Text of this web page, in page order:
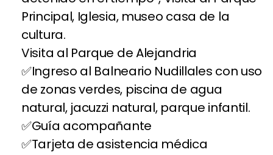
Principal, Iglesia, museo casa de la
cultura.
Visita al Parque de Alejandria
Ingreso al Balneario Nudillales con uso
de zonas verdes, piscina de agua
natural, jacuzzi natural, parque infantil.
Guía acompañante
Tarjeta de asistencia médica